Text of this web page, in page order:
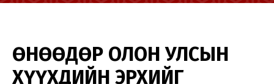
ӨНӨӨДӨР ОЛОН УЛСЫН
ХҮҮХДИЙН ЭРХИЙГ